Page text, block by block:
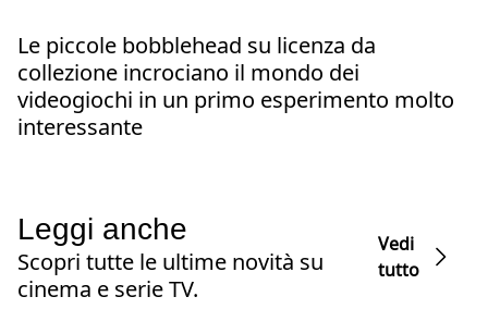
Le piccole bobblehead su licenza da
collezione incrociano il mondo dei
videogiochi in un primo esperimento molto
interessante
Leggi anche
Scopri tutte le ultime novità su
cinema e serie TV.
Vedi
tutto